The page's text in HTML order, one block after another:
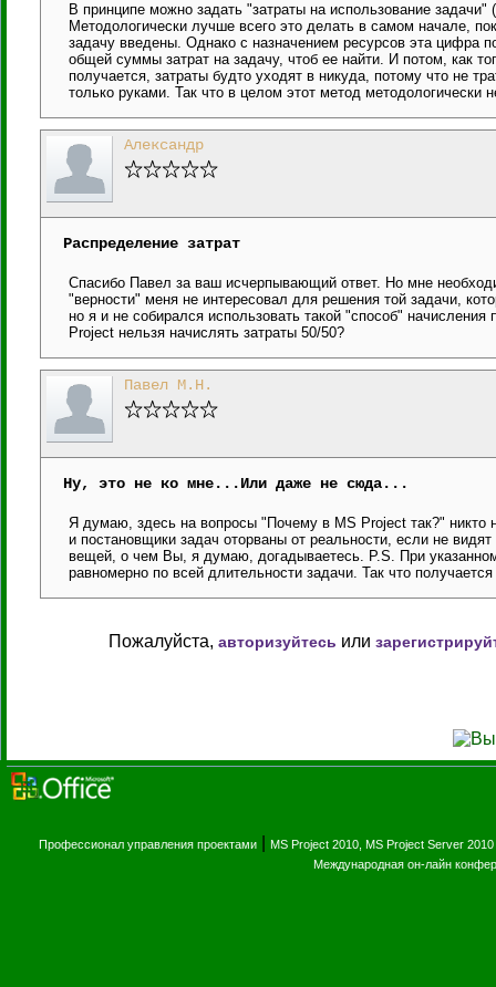
В принципе можно задать "затраты на использование
Методологически лучше всего это делать в самом начале,
задачу введены. Однако с назначением ресурсов эта цифра
общей суммы затрат на задачу, чтоб ее найти. И потом, как
получается, затраты будто уходят в никуда, потому что не
только руками. Так что в целом этот метод методологически
Александр
Распределение затрат
Спасибо Павел за ваш исчерпывающий ответ. Но мне
"верности" меня не интересовал для решения той задачи,
но я и не собирался использовать такой "способ"
Project нельзя начислять затраты 50/50?
Павел М.Н.
Ну, это не ко мне...Или даже не сюда...
Я думаю, здесь на вопросы "Почему в MS Project так?" никто
и постановщики задач оторваны от реальности, если не
вещей, о чем Вы, я думаю, догадываетесь. P.S. При
равномерно по всей длительности задачи. Так что
Пожалуйста, авторизуйтесь или
Профессионал управления проектами MS Project 2010, MS Project Server 2010
Международная он-лайн